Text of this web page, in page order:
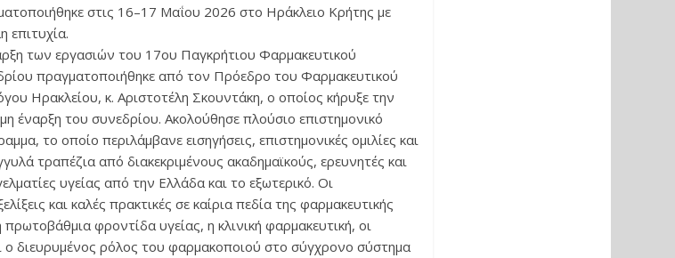
στις 16–17 Μαΐου 2026 στο Ηράκλειο Κρήτης με
επιτυχία.
των εργασιών του 17ου Παγκρήτιου Φαρμακευτικού
πραγματοποιήθηκε από τον Πρόεδρο του Φαρμακευτικού
Ηρακλείου, κ. Αριστοτέλη Σκουντάκη, ο οποίος κήρυξε την
έναρξη του συνεδρίου. Ακολούθησε πλούσιο επιστημονικό
το οποίο περιλάμβανε εισηγήσεις, επιστημονικές ομιλίες και
τραπέζια από διακεκριμένους ακαδημαϊκούς, ερευνητές και
υγείας από την Ελλάδα και το εξωτερικό. Οι
και καλές πρακτικές σε καίρια πεδία της φαρμακευτικής
φροντίδα υγείας, η κλινική φαρμακευτική, οι
ο διευρυμένος ρόλος του φαρμακοποιού στο σύγχρονο σύστημα